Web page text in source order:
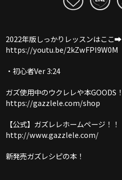
2022年版しっかりレッスンはここ➡︎
https://youtu.be/2kZwFPI9W0M
・初心者Ver 3:24
ガズ使用中のウクレレや本GOODS！
https://gazzlele.com/shop
【公式】ガズレレホームページ！！
http://www.gazzlele.com/
新発売ガズレシピの本！